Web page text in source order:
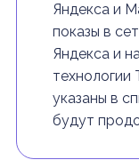
Яндекса и
показы в
Яндекса и
технологии
указаны в
будут